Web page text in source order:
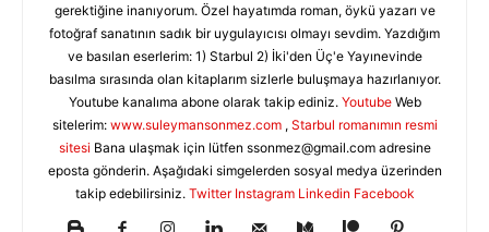
gerektiğine inanıyorum. Özel hayatımda roman, öykü yazarı ve
fotoğraf sanatının sadık bir uygulayıcısı olmayı sevdim. Yazdığım
ve basılan eserlerim: 1) Starbul 2) İki'den Üç'e Yayınevinde
basılma sırasında olan kitaplarım sizlerle buluşmaya hazırlanıyor.
Youtube kanalıma abone olarak takip ediniz. YoutubeWeb
sitelerim: www.suleymansonmez.com , Starbul romanımın resmi
sitesi Bana ulaşmak için lütfen ssonmez@gmail.comadresine
eposta gönderin. Aşağıdaki simgelerden sosyal medya üzerinden
takip edebilirsiniz. Twitter Instagram Linkedin Facebook